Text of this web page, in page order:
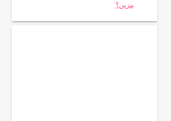
بنزین؟